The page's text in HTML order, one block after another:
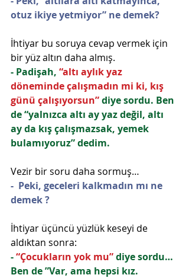
otuz ikiye yetmiyor” ne demek?
İhtiyar bu soruya cevap vermek için
bir yüz altın daha almış.
- Padişah, “altı aylık yaz
döneminde çalışmadın mi ki, kış
günü çalışıyorsun” diye sordu. Ben
de “yalnızca altı ay yaz değil, altı
ay da kış çalışmazsak, yemek
bulamıyoruz” dedim.
Vezir bir soru daha sormuş…
-  Peki, geceleri kalkmadın mı ne
demek ?
İhtiyar üçüncü yüzlük keseyi de
aldıktan sonra:
- “Çocukların yok mu” diye sordu…
Ben de ”Var, ama hepsi kız.